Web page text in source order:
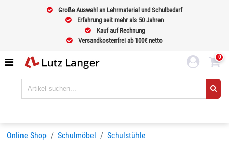
Große Auswahl an Lehrmaterial und Schulbedarf
Erfahrung seit mehr als 50 Jahren
Kauf auf Rechnung
Versandkostenfrei ab 100€ netto
0
Online Shop Schulmöbel Schulstühle